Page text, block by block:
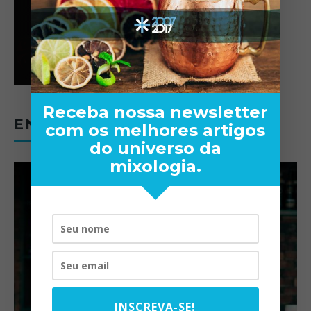
ENTREVISTAS
Receba nossa newsletter
com os melhores artigos
do universo da
mixologia.
INSCREVA-SE!